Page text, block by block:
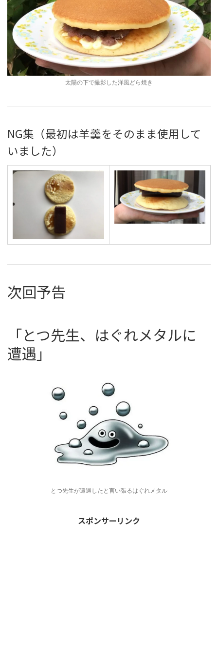
太陽の下で撮影した洋風どら焼き
NG集（最初は羊羹をそのまま使用して
いました）
次回予告
「とつ先生、はぐれメタルに
遭遇」
とつ先生が遭遇したと言い張るはぐれメタル
スポンサーリンク